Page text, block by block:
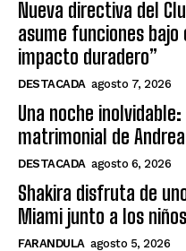
Nueva directiva del
asume funciones bajo
impacto duradero”
DESTACADA agosto 7, 2026
Una noche
matrimonial de
DESTACADA agosto 6, 2026
Shakira disfruta de
Miami junto a los
FARANDULA agosto 5, 2026